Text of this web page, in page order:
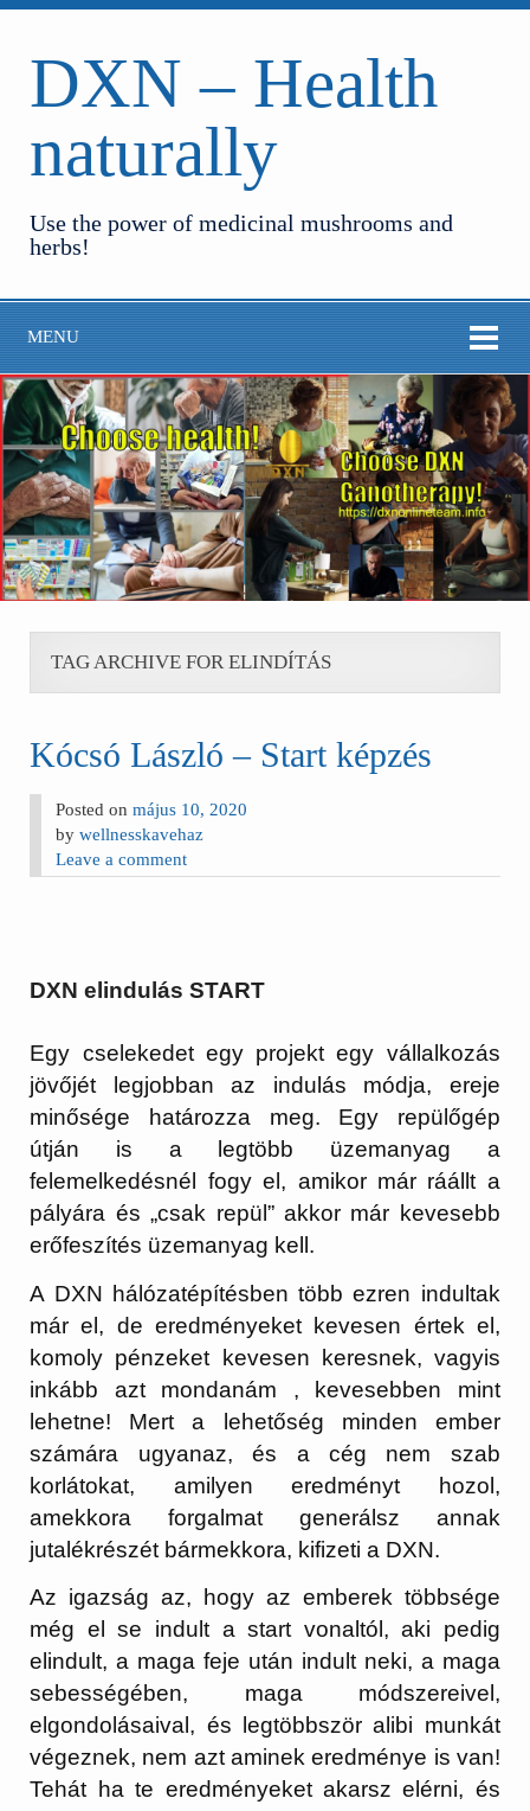
DXN – Health
naturally
Use the power of medicinal mushrooms and
herbs!
MENU
TAG ARCHIVE FOR ELINDÍTÁS
Kócsó László – Start képzés
Posted onmájus 10, 2020
bywellnesskavehaz
Leave a comment
DXN elindulás START
Egy cselekedet egy projekt egy vállalkozás
jövőjét legjobban az indulás módja, ereje
minősége határozza meg. Egy repülőgép
útján is a legtöbb üzemanyag a
felemelkedésnél fogy el, amikor már ráállt a
pályára és „csak repül” akkor már kevesebb
erőfeszítés üzemanyag kell.
A DXN hálózatépítésben több ezren indultak
már el, de eredményeket kevesen értek el,
komoly pénzeket kevesen keresnek, vagyis
inkább azt mondanám , kevesebben mint
lehetne! Mert a lehetőség minden ember
számára ugyanaz, és a cég nem szab
korlátokat, amilyen eredményt hozol,
amekkora forgalmat generálsz annak
jutalékrészét bármekkora, kifizeti a DXN.
Az igazság az, hogy az emberek többsége
még el se indult a start vonaltól, aki pedig
elindult, a maga feje után indult neki, a maga
sebességében, maga módszereivel,
elgondolásaival, és legtöbbször alibi munkát
végeznek, nem azt aminek eredménye is van!
Tehát ha te eredményeket akarsz elérni, és